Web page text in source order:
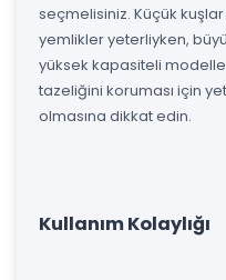
seçmelisiniz. Küçük
yemlikler yeterliyken,
yüksek kapasiteli
tazeliğini koruması için
olmasına dikkat edin.
Kullanım Kolaylığı